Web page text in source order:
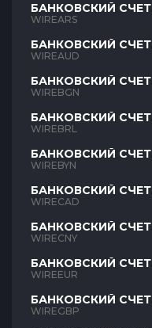
БАНКОВСКИЙ СЧЕТ
ARS
WIREARS
БАНКОВСКИЙ СЧЕТ
AUD
WIREAUD
БАНКОВСКИЙ СЧЕТ
BGN
WIREBGN
БАНКОВСКИЙ СЧЕТ
BRL
WIREBRL
БАНКОВСКИЙ СЧЕТ
BYN
WIREBYN
БАНКОВСКИЙ СЧЕТ
CAD
WIRECAD
БАНКОВСКИЙ СЧЕТ
CNY
WIRECNY
БАНКОВСКИЙ СЧЕТ
EUR
WIREEUR
БАНКОВСКИЙ СЧЕТ
GBP
WIREGBP